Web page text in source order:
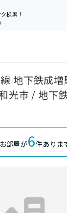
検索！
地下鉄成
光市 / 地下
部屋が6件ありま